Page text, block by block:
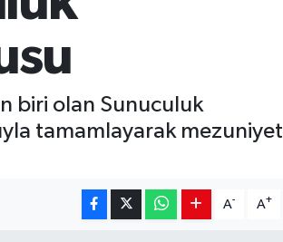
biri olan Sunuculuk
tamamlayarak mezuniyet
A- A+